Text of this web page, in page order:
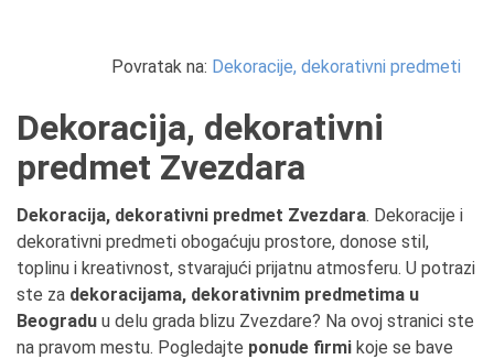
Povratak na: Dekoracije, dekorativni predmeti
Dekoracija, dekorativni
predmet Zvezdara
Dekoracija, dekorativni predmet Zvezdara. Dekoracije i
dekorativni predmeti obogaćuju prostore, donose stil,
toplinu i kreativnost, stvarajući prijatnu atmosferu. U potrazi
ste za dekoracijama, dekorativnim predmetima u
Beogradu u delu grada blizu Zvezdare? Na ovoj stranici ste
na pravom mestu. Pogledajte ponude firmi koje se bave